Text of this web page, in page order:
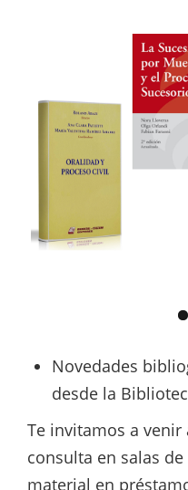
Novedades
desde la
Te invitamos a venir
consulta en salas
material en